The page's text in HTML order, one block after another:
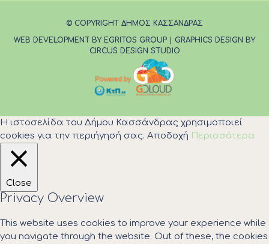
© COPYRIGHT ΔΗΜΟΣ ΚΑΣΣΑΝΔΡΑΣ
WEB DEVELOPMENT BY EGRITOS GROUP
GRAPHICS DESIGN BY
CIRCUS DESIGN STUDIO
Η ιστοσελίδα του Δήμου Κασσάνδρας χρησιμοποιεί
cookies για την περιήγησή σας. Αποδοχή Περισσότερα
Close
Privacy Overview
This website uses cookies to improve your experience while
you navigate through the website. Out of these, the cookies